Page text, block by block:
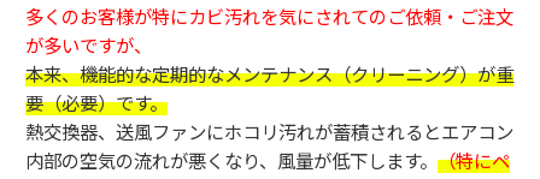
多くのお客様が特にカビ汚れを気にされてのご依頼・ご注文
が多いですが、
本来、機能的な定期的なメンテナンス（クリーニング）が重
要（必要）です。
熱交換器、送風ファンにホコリ汚れが蓄積されるとエアコン
内部の空気の流れが悪くなり、風量が低下します。 （特にペ